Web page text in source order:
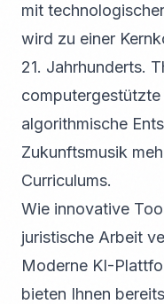
mit
wird zu einer
21. Jahrhunderts.
computergestützte
algorithmische
Zukunftsmusik
Curriculums.
Wie innovative
juristische Arbeit
Moderne KI-
bieten Ihnen